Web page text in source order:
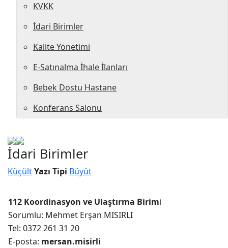
KVKK
İdari Birimler
Kalite Yönetimi
E-Satınalma İhale İlanları
Bebek Dostu Hastane
Konferans Salonu
İdari Birimler
KüçültYazı Tipi Büyüt
112 Koordinasyon ve Ulaştırma Birimi
Sorumlu: Mehmet Erşan MISIRLI
Tel: 0372 261 31 20
E-posta: mersan.misirli